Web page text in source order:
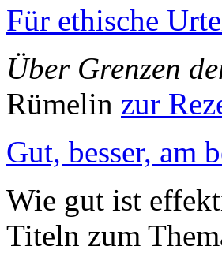
Für ethische
Über Grenzen
Rümelin zur
Gut, besser, am
Wie gut ist
Titeln zum